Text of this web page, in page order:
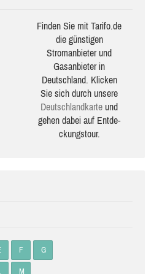
Finden Sie mit Tarifo.de
die güns­ti­gen
Stromanbieter und
Gasanbieter in
Deutschland. Klicken
Sie sich durch unsere
Deutsch­land­karte und
gehen dabei auf Ent­de­
ckungs­tour.
F G
M